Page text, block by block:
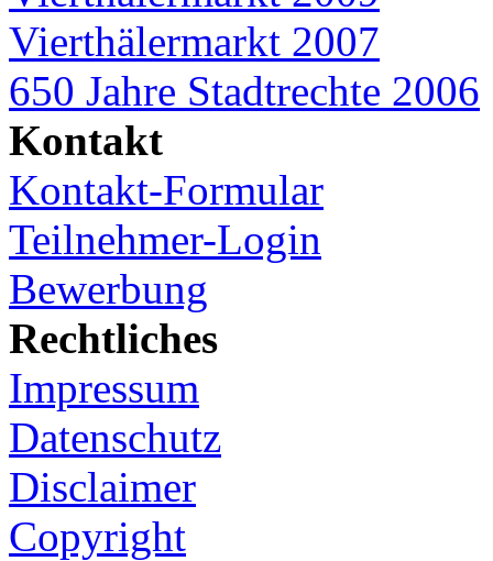
Vierthälermarkt 2007
650 Jahre Stadtrechte 2006
Kontakt
Kontakt-Formular
Teilnehmer-Login
Bewerbung
Rechtliches
Impressum
Datenschutz
Disclaimer
Copyright